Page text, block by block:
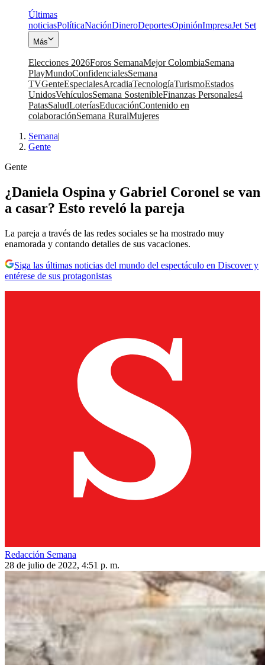
Últimas
noticiasPolíticaNaciónDineroDeportesOpiniónImpresaJet Set
Más
Elecciones 2026Foros SemanaMejor ColombiaSemana
PlayMundoConfidencialesSemana
TVGenteEspecialesArcadiaTecnologíaTurismoEstados
UnidosVehículosSemana SostenibleFinanzas Personales4
PatasSaludLoteríasEducaciónContenido en
colaboraciónSemana RuralMujeres
Semana|
Gente
Gente
¿Daniela Ospina y Gabriel Coronel se van
a casar? Esto reveló la pareja
La pareja a través de las redes sociales se ha mostrado muy
enamorada y contando detalles de sus vacaciones.
Siga las últimas noticias del mundo del espectáculo en Discover y
entérese de sus protagonistas
Redacción Semana
28 de julio de 2022, 4:51 p. m.